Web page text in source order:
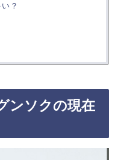
？
ンソクの現在